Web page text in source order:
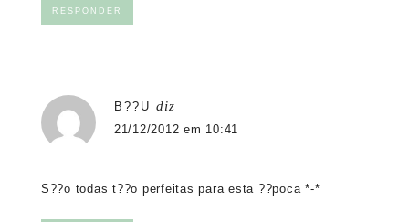
RESPONDER
B??U diz
21/12/2012 em 10:41
S??o todas t??o perfeitas para esta ??poca *-*